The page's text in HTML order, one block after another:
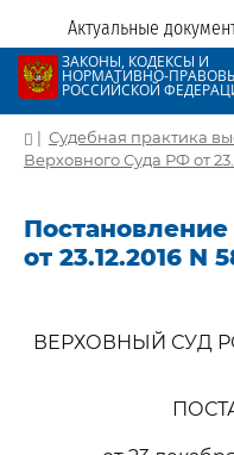
Актуальные
ЗАКОНЫ, КОДЕКСЫ И
НОРМАТИВНО-
РОССИЙСКОЙ
| Судебная практика
Верховного Суда РФ от
от 23.12.2016 N
ВЕРХОВНЫЙ СУД